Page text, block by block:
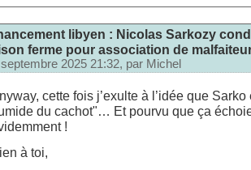
libyen : Nicolas Sarkozy
ferme pour association de
2025 21:32, par Michel
cette fois j’exulte à l’idée que
du cachot"… Et pourvu que ça
!
à toi,